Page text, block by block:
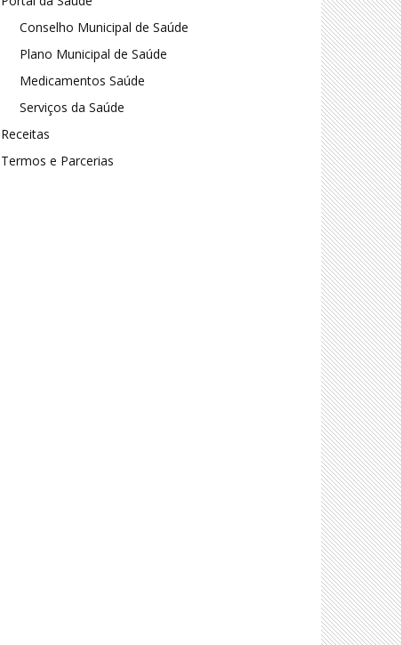
Conselho Municipal de Saúde
Plano Municipal de Saúde
Medicamentos Saúde
Serviços da Saúde
Receitas
Termos e Parcerias